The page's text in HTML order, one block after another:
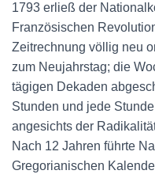
1793 erließ der
Französischen
Zeitrechnung völlig neu
zum Neujahrstag; die
tägigen Dekaden
Stunden und jede
angesichts der
Nach 12 Jahren führte
Gregorianischen